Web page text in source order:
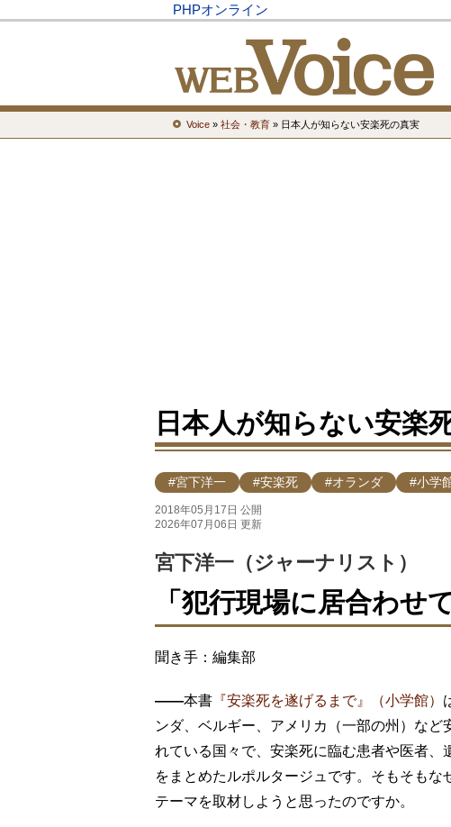
PHPオンライン
Voice » 社会・教育 » 日本人が知らない安楽死の真実
日本人が知らない安楽
#宮下洋一 #安楽死 #オランダ #小学
2018年05月17日 公開
2026年07月06日 更新
宮下洋一（ジャーナリスト）
「犯行現場に居合わせ
聞き手：編集部
――本書 『安楽死を遂げるまで』（小学館）
ンダ、ベルギー、アメリカ（一部の州）など
れている国々で、安楽死に臨む患者や医者、
をまとめたルポルタージュです。そもそもな
テーマを取材しようと思ったのですか。